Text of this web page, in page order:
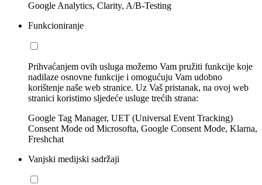
Google Analytics, Clarity, A/B-Testing
Funkcioniranje
Prihvaćanjem ovih usluga možemo Vam pružiti funkcije koje
nadilaze osnovne funkcije i omogućuju Vam udobno
korištenje naše web stranice. Uz Vaš pristanak, na ovoj web
stranici koristimo sljedeće usluge trećih strana:
Google Tag Manager, UET (Universal Event Tracking)
Consent Mode od Microsofta, Google Consent Mode, Klarna,
Freshchat
Vanjski medijski sadržaji